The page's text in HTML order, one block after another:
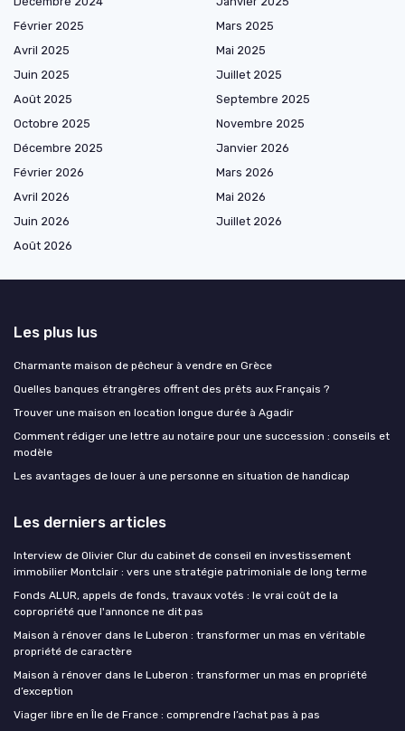
Février 2025
Mars 2025
Avril 2025
Mai 2025
Juin 2025
Juillet 2025
Août 2025
Septembre 2025
Octobre 2025
Novembre 2025
Décembre 2025
Janvier 2026
Février 2026
Mars 2026
Avril 2026
Mai 2026
Juin 2026
Juillet 2026
Août 2026
Les plus lus
Charmante maison de pêcheur à vendre en Grèce
Quelles banques étrangères offrent des prêts aux Français ?
Trouver une maison en location longue durée à Agadir
Comment rédiger une lettre au notaire pour une succession : conseils et
modèle
Les avantages de louer à une personne en situation de handicap
Les derniers articles
Interview de Olivier Clur du cabinet de conseil en investissement
immobilier Montclair : vers une stratégie patrimoniale de long terme
Fonds ALUR, appels de fonds, travaux votés : le vrai coût de la
copropriété que l'annonce ne dit pas
Maison à rénover dans le Luberon : transformer un mas en véritable
propriété de caractère
Maison à rénover dans le Luberon : transformer un mas en propriété
d’exception
Viager libre en Île de France : comprendre l’achat pas à pas